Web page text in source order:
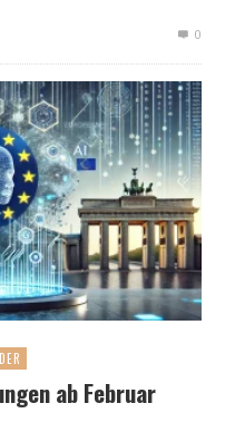
0
ab Februar